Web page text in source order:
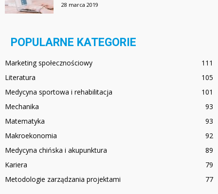
28 marca 2019
POPULARNE KATEGORIE
Marketing społecznościowy
111
Literatura
105
Medycyna sportowa i rehabilitacja
101
Mechanika
93
Matematyka
93
Makroekonomia
92
Medycyna chińska i akupunktura
89
Kariera
79
Metodologie zarządzania projektami
77